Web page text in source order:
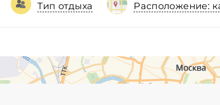
Тип отдыха Расположение: